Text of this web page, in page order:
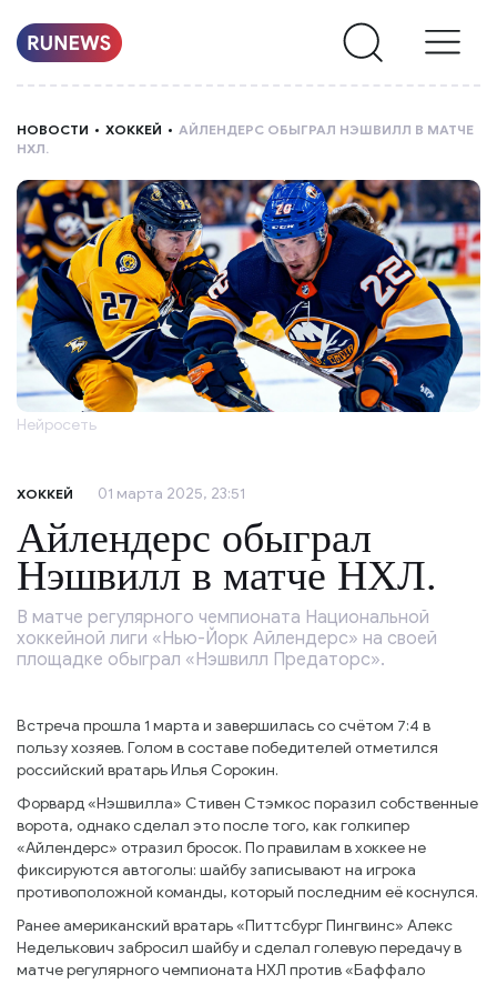
О
НАС
НОВОСТИ ХОККЕЙ
АЙЛЕНДЕРС ОБЫГРАЛ НЭШВИЛЛ В МАТЧЕ
НХЛ.
Нейросеть
ХОККЕЙ 01 марта 2025, 23:51
Айлендерс обыграл
Нэшвилл в матче НХЛ.
В матче регулярного чемпионата Национальной
хоккейной лиги «Нью-Йорк Айлендерс» на своей
площадке обыграл «Нэшвилл Предаторс».
Встреча прошла 1 марта и завершилась со счётом 7:4 в
пользу хозяев. Голом в составе победителей отметился
российский вратарь Илья Сорокин.
Форвард «Нэшвилла» Стивен Стэмкос поразил собственные
ворота, однако сделал это после того, как голкипер
«Айлендерс» отразил бросок. По правилам в хоккее не
фиксируются автоголы: шайбу записывают на игрока
противоположной команды, который последним её коснулся.
Ранее американский вратарь «Питтсбург Пингвинс» Алекс
Неделькович забросил шайбу и сделал голевую передачу в
матче регулярного чемпионата НХЛ против «Баффало